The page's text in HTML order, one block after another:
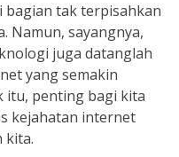
bagian tak terpisahkan
Namun, sayangnya,
juga datanglah
yang semakin
itu, penting bagi kita
kejahatan internet
kita.